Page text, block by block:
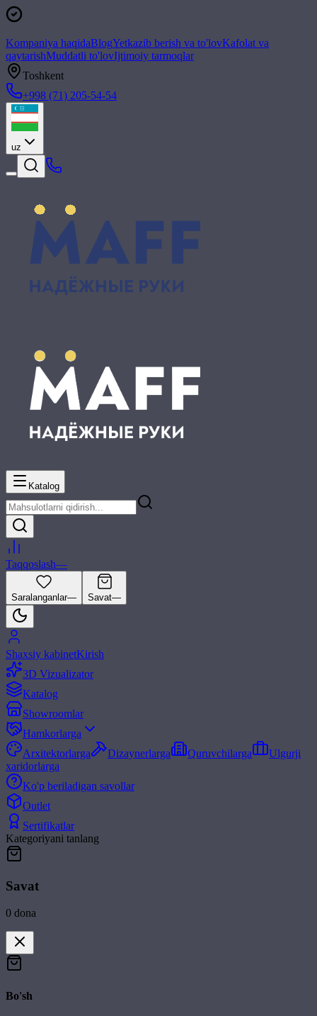
Kompaniya haqidaBlogYetkazib berish va to'lovKafolat va
qaytarishMuddatli to'lovIjtimoiy tarmoqlar
Toshkent
+998 (71) 205-54-54
uz
Katalog
Taqqoslash—
Saralanganlar— Savat—
Shaxsiy kabinetKirish
3D Vizualizator
Katalog
Showroomlar
Hamkorlarga
Arxitektorlarga
Dizaynerlarga Quruvchilarga
Ulgurji
xaridorlarga
Ko'p beriladigan savollar
Outlet
Sertifikatlar
Kategoriyani tanlang
Savat
0 dona
Bo'sh